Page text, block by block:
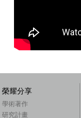
榮耀分享
學術著作
研究計畫